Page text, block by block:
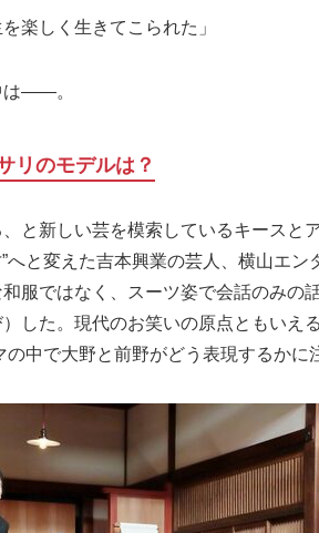
楽しく生きてこられた」
は――。
リのモデルは？
と新しい芸を模索しているキースとア
へと変えた吉本興業の芸人、横山エン
服ではなく、スーツ姿で会話のみの
した。現代のお笑いの原点ともいえ
中で大野と前野がどう表現するかに